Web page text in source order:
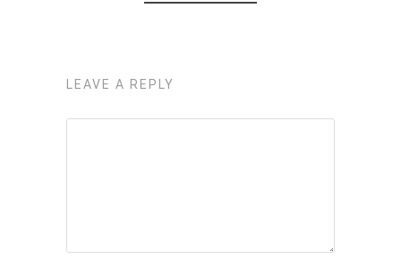
LEAVE A REPLY